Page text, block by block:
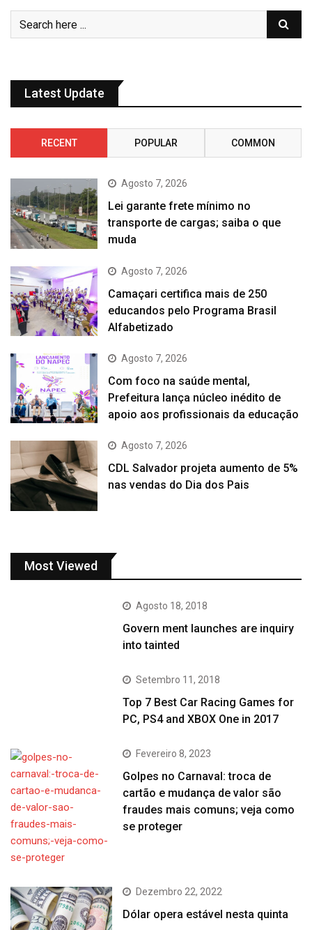
Latest Update
RECENT POPULAR COMMON
Agosto 7, 2026
Lei garante frete mínimo no
transporte de cargas; saiba o que
muda
Agosto 7, 2026
Camaçari certifica mais de 250
educandos pelo Programa Brasil
Alfabetizado
Agosto 7, 2026
Com foco na saúde mental,
Prefeitura lança núcleo inédito de
apoio aos profissionais da educação
Agosto 7, 2026
CDL Salvador projeta aumento de 5%
nas vendas do Dia dos Pais
Most Viewed
Agosto 18, 2018
Govern ment launches are inquiry
into tainted
Setembro 11, 2018
Top 7 Best Car Racing Games for
PC, PS4 and XBOX One in 2017
Fevereiro 8, 2023
Golpes no Carnaval: troca de
cartão e mudança de valor são
fraudes mais comuns; veja como
se proteger
Dezembro 22, 2022
Dólar opera estável nesta quinta